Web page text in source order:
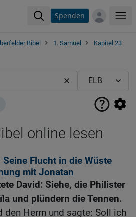
Spenden
Bibel 1. Samuel
Kapitel 23
online lesen
Flucht in die Wüste
mit Jonatan
David: Siehe, die Philister
und plündern die Tennen.
den Herrn und sagte: Soll ich